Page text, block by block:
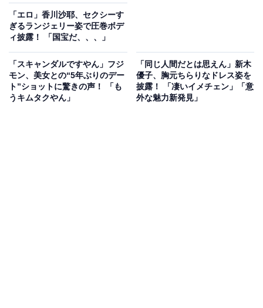
「エロ」香川沙耶、セクシーす
ぎるランジェリー姿で圧巻ボデ
ィ披露！ 「国宝だ、、、」
「スキャンダルですやん」フジ
モン、美女との“5年ぶりのデー
ト”ショットに驚きの声！ 「も
うキムタクやん」
「同じ人間だとは思えん」新木
優子、胸元ちらりなドレス姿を
披露！ 「凄いイメチェン」「意
外な魅力新発見」